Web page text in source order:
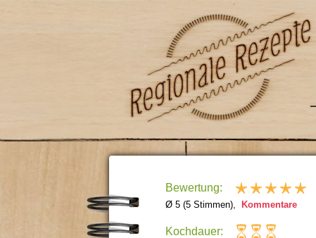
Bewertung:
Ø 5 (5 Stimmen), Kommentare
Kochdauer: